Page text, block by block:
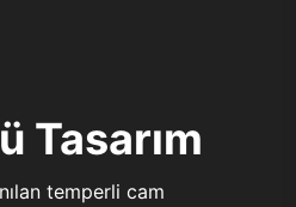
Tasarım
temperli cam